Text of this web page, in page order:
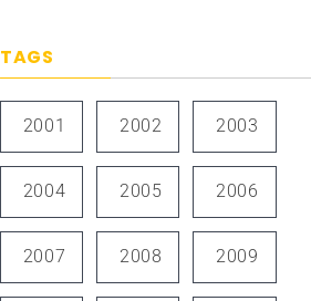
TAGS
2001 2002 2003
2004 2005 2006
2007 2008 2009